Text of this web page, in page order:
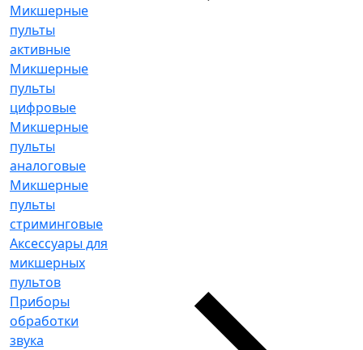
Микшерные
пульты
активные
Микшерные
пульты
цифровые
Микшерные
пульты
аналоговые
Микшерные
пульты
стриминговые
Аксессуары для
микшерных
пультов
Приборы
обработки
звука